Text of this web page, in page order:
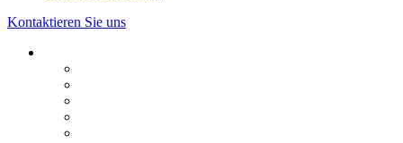
Kontaktieren Sie uns